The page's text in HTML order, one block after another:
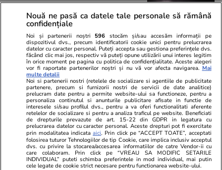
De ce fulgerele se văd înainte
să se audă tunetul
Lifestyle 14 iul.
Ce este săpunul de Marsilia și
la ce se folosește
Nouă ne pasă ca datele tale personale să rămână
confidențiale
Noi și partenerii noștri 596 stocăm și/sau accesăm informații pe
dispozitivul dvs., precum identificatorii cookie unici pentru prelucrarea
datelor cu caracter personal. Puteți accepta sau gestiona preferințele dvs.
făcând clic mai jos, respectiv vă puteți opune utilizării unui interes legitim
în orice moment pe pagina cu politica de confidențialitate. Aceste alegeri
vor fi raportate partenerilor noștri și nu vă vor afecta navigarea. Mai
multe detalii
Noi si partenerii nostri (retelele de socializare si agentiile de publicitate
partenere, precum si furnizorii nostri de servicii de date analitice)
prelucram date pentru a permite website-ului sa functioneze, pentru a
personaliza continutul si anunturile publicitare afisate in functie de
interesele si/sau profilul dvs., pentru a va oferi functionalitati aferente
retelelor de socializare si pentru a analiza traficul pe website. Beneficiati
de drepturile prevazute de art. 15-22 din GDPR in legatura cu
prelucrarea datelor cu caracter personal. Aceste drepturi pot fi exercitate
prin modalitatea indicataaici. Prin click pe “ACCEPT TOATE”, acceptati
folosirea tuturor Tehnologiilor de tip Cookie, care implica inclusiv acceptul
dvs. cu privire la stocarea/accesarea informatiilor de catre Vendor-ii cu
care colaboram. Prin click pe “VREAU SA MODIFIC SETARILE
INDIVIDUAL” puteti schimba preferintele in mod individual, mai putin
cele legate de cookie strict necesare pentru functionarea website-ului.